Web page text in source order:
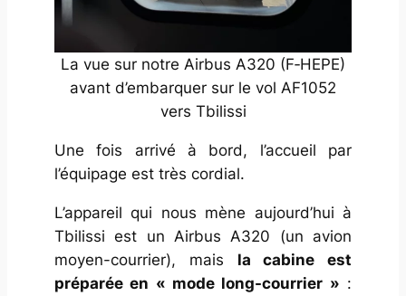
La vue sur notre Airbus A320 (F‑HEPE)
avant d’embarquer sur le vol AF1052
vers Tbilissi
Une fois arrivé à bord, l’accueil par
l’équipage est très cordial.
L’appareil qui nous mène aujourd’hui à
Tbilissi est un Airbus A320 (un avion
moyen-courrier), mais la cabine est
préparée en « mode long-courrier » :